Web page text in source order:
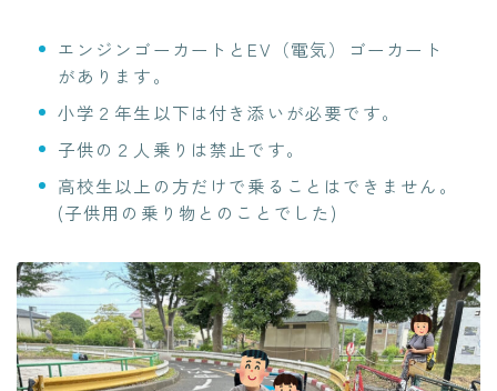
エンジンゴーカートとEV（電気）ゴーカート
があります。
小学２年生以下は付き添いが必要です。
子供の２人乗りは禁止です。
高校生以上の方だけで乗ることはできません。
(子供用の乗り物とのことでした)